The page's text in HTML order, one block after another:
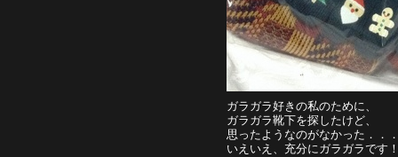
ガラガラ好きの私のために、
ガラガラ靴下を探したけど、
思ったようなのがなかった．．
いえいえ、充分にガラガラです